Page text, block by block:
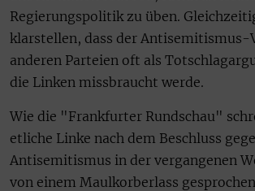
Regierungspolitik zu üben.
klarstellen, dass der Antisemitismus-
anderen Parteien oft als
die Linken missbraucht werde.
Wie die "Frankfurter Rundschau"
etliche Linke nach dem Beschluss
Antisemitismus in der vergangenen
von einem Maulkorberlass